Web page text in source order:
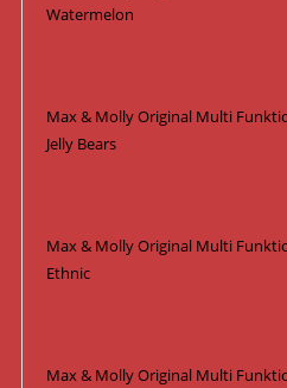
Watermelon
Max & Molly Original Multi
Jelly Bears
Max & Molly Original Multi
Ethnic
Max & Molly Original Multi